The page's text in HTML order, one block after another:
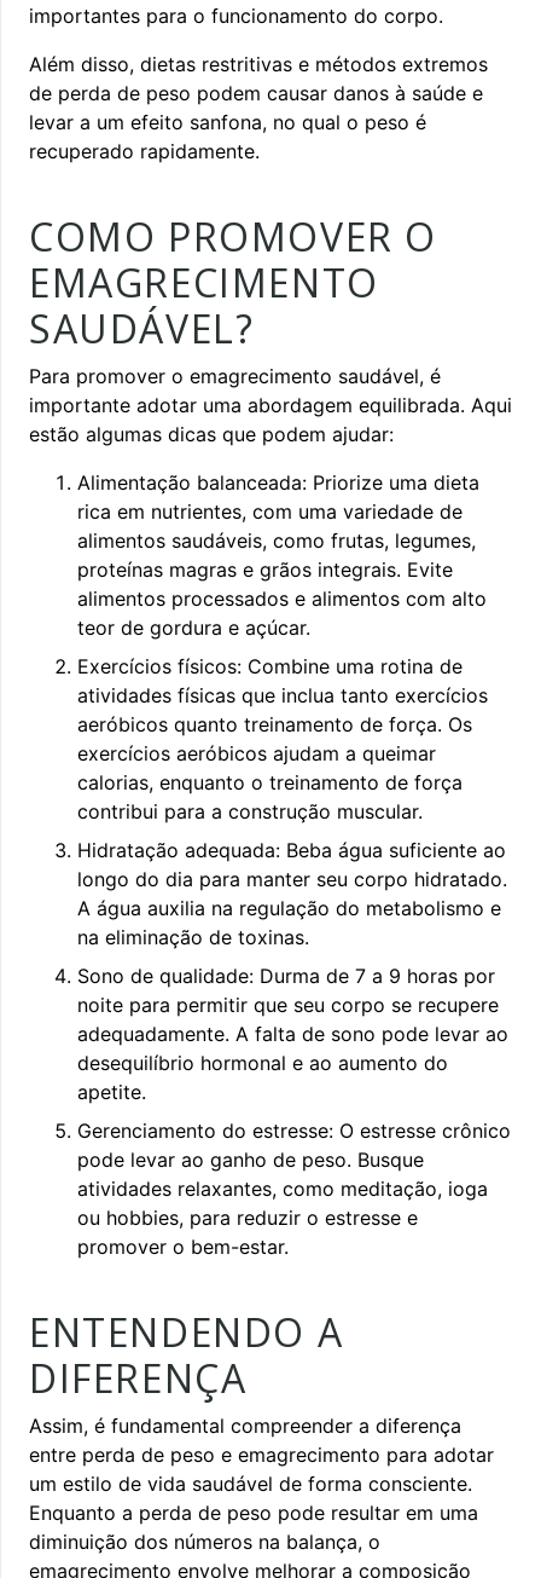
importantes para o funcionamento do corpo.
Além disso, dietas restritivas e métodos extremos
de perda de peso podem causar danos à saúde e
levar a um efeito sanfona, no qual o peso é
recuperado rapidamente.
COMO PROMOVER O
EMAGRECIMENTO
SAUDÁVEL?
Para promover o emagrecimento saudável, é
importante adotar uma abordagem equilibrada. Aqui
estão algumas dicas que podem ajudar:
Alimentação balanceada: Priorize uma dieta
rica em nutrientes, com uma variedade de
alimentos saudáveis, como frutas, legumes,
proteínas magras e grãos integrais. Evite
alimentos processados e alimentos com alto
teor de gordura e açúcar.
Exercícios físicos: Combine uma rotina de
atividades físicas que inclua tanto exercícios
aeróbicos quanto treinamento de força. Os
exercícios aeróbicos ajudam a queimar
calorias, enquanto o treinamento de força
contribui para a construção muscular.
Hidratação adequada: Beba água suficiente ao
longo do dia para manter seu corpo hidratado.
A água auxilia na regulação do metabolismo e
na eliminação de toxinas.
Sono de qualidade: Durma de 7 a 9 horas por
noite para permitir que seu corpo se recupere
adequadamente. A falta de sono pode levar ao
desequilíbrio hormonal e ao aumento do
apetite.
Gerenciamento do estresse: O estresse crônico
pode levar ao ganho de peso. Busque
atividades relaxantes, como meditação, ioga
ou hobbies, para reduzir o estresse e
promover o bem-estar.
ENTENDENDO A
DIFERENÇA
Assim, é fundamental compreender a diferença
entre perda de peso e emagrecimento para adotar
um estilo de vida saudável de forma consciente.
Enquanto a perda de peso pode resultar em uma
diminuição dos números na balança, o
emagrecimento envolve melhorar a composição